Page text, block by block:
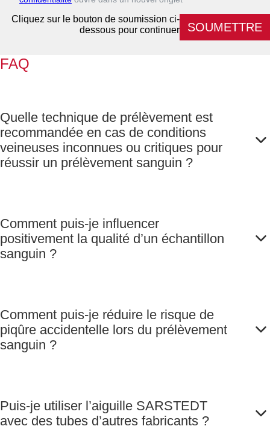
Cliquez sur le bouton de soumission ci-
dessous pour continuer
SOUMETTRE
FAQ
Quelle technique de prélèvement est
recommandée en cas de conditions
veineuses inconnues ou critiques pour
réussir un prélèvement sanguin ?
Comment puis-je influencer
positivement la qualité d’un échantillon
sanguin ?
Comment puis-je réduire le risque de
piqûre accidentelle lors du prélèvement
sanguin ?
Puis-je utiliser l’aiguille SARSTEDT
avec des tubes d’autres fabricants ?